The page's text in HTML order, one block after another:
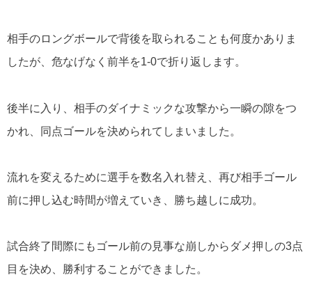
相手のロングボールで背後を取られることも何度かありま
したが、危なげなく前半を1-0で折り返します。
後半に入り、相手のダイナミックな攻撃から一瞬の隙をつ
かれ、同点ゴールを決められてしまいました。
流れを変えるために選手を数名入れ替え、再び相手ゴール
前に押し込む時間が増えていき、勝ち越しに成功。
試合終了間際にもゴール前の見事な崩しからダメ押しの3点
目を決め、勝利することができました。